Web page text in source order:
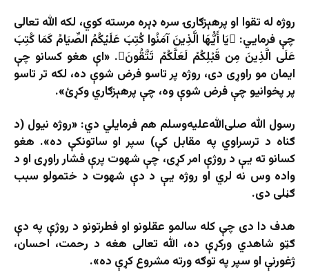
روژه له تقوا او پرهېزګارۍ سره ډېره مرسته کوي، لکه الله تعالی
چې فرمايي: يَا أَيُّهَا الَّذِينَ آمَنُوا كُتِبَ عَلَيْكُمُ الصِّيَامُ كَمَا كُتِبَ
عَلَى الَّذِينَ مِن قَبْلِكُمْ لَعَلَّكُمْ تَتَّقُونَ. «اې هغو کسانو چې
ایمان مو راوړی دی، روژه پر تاسو فرض شوې ده، لکه تر تاسو
پر پخوانیو چې فرض شوې وه، چې پرهېزګاري وکړئ».
رسول الله صلی‌الله‌علیه‌وسلم هم فرمایلي دي: «روژه نیول (د
ګناه د ترسراوي په مقابل کې) سپر او ساتونکې ده». هغو
کسانو ته یې د روژې امر کړی، چې شهوت پرې فشار راوړی او د
واده وس نه لري او روژه یې د دې شهوت د ختمولو سبب
ګڼلی دی.
هدف دا دی چې کله سالمو عقلونو او فطرتونو د روژې په دې
ګټو شاهدي ورکړې ده، الله تعالی هغه د رحمت، احسان،
ژغورنې او سپر په توګه ورته مشروع کړې ده».